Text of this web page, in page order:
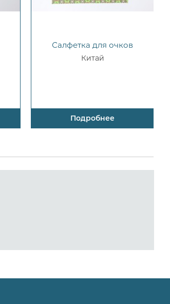
Салфетка для очков
Китай
Подробнее